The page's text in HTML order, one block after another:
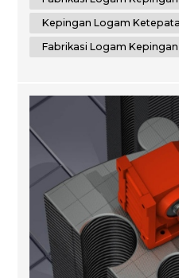
Kepingan Logam
Fabrikasi Logam